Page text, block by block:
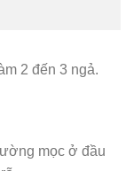
2 đến 3 ngả.
mọc ở đầu